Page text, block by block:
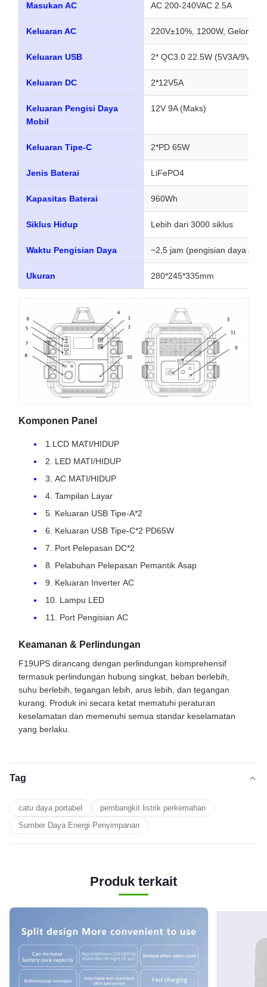
Masukan AC AC 200-240VAC 2.5A
Keluaran AC 220V±10%, 1200W,
Keluaran USB 2* QC3.0 22.5W (5V3A/9V2A/
Keluaran DC 2*12V5A
Keluaran Pengisi Daya
Mobil
12V 9A (Maks)
Keluaran Tipe-C 2*PD 65W
Jenis Baterai LiFePO4
Kapasitas Baterai 960Wh
Siklus Hidup Lebih dari 3000 siklus
Waktu Pengisian Daya ~2,5 jam (pengisian daya AC,
Ukuran 280*245*335mm
Komponen Panel
1.LCD MATI/HIDUP
2. LED MATI/HIDUP
3. AC MATI/HIDUP
4. Tampilan Layar
5. Keluaran USB Tipe-A*2
6. Keluaran USB Tipe-C*2 PD65W
7. Port Pelepasan DC*2
8. Pelabuhan Pelepasan Pemantik Asap
9. Keluaran Inverter AC
10. Lampu LED
11. Port Pengisian AC
Keamanan & Perlindungan
F19UPS dirancang dengan perlindungan komprehensif
termasuk perlindungan hubung singkat, beban berlebih,
suhu berlebih, tegangan lebih, arus lebih, dan tegangan
kurang. Produk ini secara ketat mematuhi peraturan
keselamatan dan memenuhi semua standar keselamatan
yang berlaku.
Tag
catu daya portabel
pembangkit listrik perkemahan
Sumber Daya Energi Penyimpanan
Produk terkait